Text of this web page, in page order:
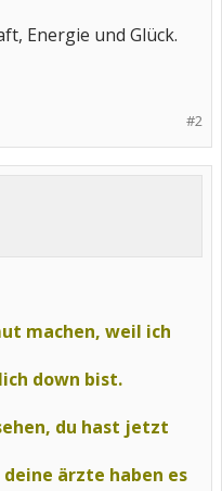
Energie und Glück.
#2
machen, weil ich
down bist.
du hast jetzt
ärzte haben es